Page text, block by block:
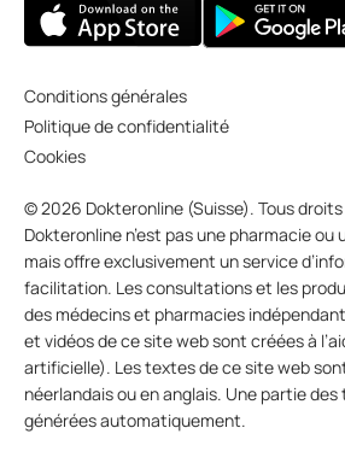
Conditions générales
Politique de confidentialité
Cookies
© 2026 Dokteronline (Suisse). Tous
Dokteronline n’est pas une pharmacie ou
mais offre exclusivement un service
facilitation. Les consultations et les
des médecins et pharmacies
et vidéos de ce site web sont créées à
artificielle). Les textes de ce site web
néerlandais ou en anglais. Une partie
générées automatiquement.